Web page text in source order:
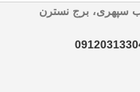
سپهری، برج نسترن